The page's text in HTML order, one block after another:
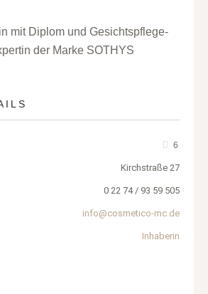
mit Diplom und Gesichtspflege-
der Marke SOTHYS
6
Kirchstraße 27
0 22 74 / 93 59 505
info@cosmetico-mc.de
Inhaberin